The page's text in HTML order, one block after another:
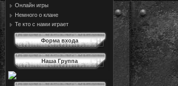
Онлайн игры
Немного о клане
Те кто с нами играет
Форма входа
Наша Группа